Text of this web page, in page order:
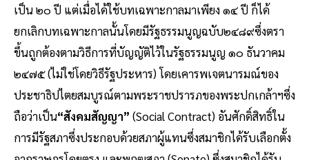
เป็น ๒๐ ปี แต่เมื่อได้ใช้บทเฉพาะกาลมาเพียง ๑๔ ปี ก็ได้
ยกเลิกบทเฉพาะกาลนั้นโดยมีรัฐธรรมนูญฉบับ๒๔๘๙ซึ่งตรา
ขึ้นถูกต้องตามวิธีการที่บัญญัติไว้ในรัฐธรรมนูญ ๑๐ ธันวาคม
๒๔๗๕ (ไม่ใช่โดยวิธีรัฐประหาร) โดยเคารพเจตนารมณ์ของ
ประชาธิปไตยสมบูรณ์ตามพระราชปรารภของพระปกเกล้าฯซึ่ง
ถือว่าเป็น“สังคมสัญญา” (Social Contract) อันศักดิ์สิทธิ์ใน
การมีรัฐสภาซึ่งประกอบด้วยสภาผู้แทนซึ่งสมาชิกได้รับเลือกตั้ง